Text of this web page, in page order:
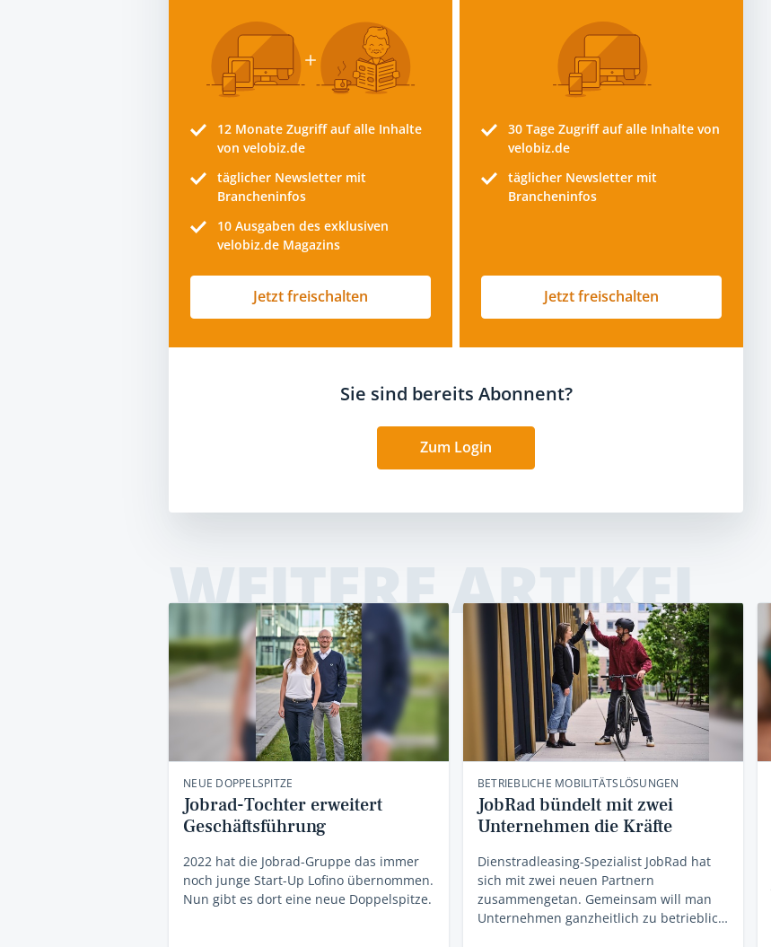
12 Monate Zugriff auf alle Inhalte
von velobiz.de
täglicher Newsletter mit
Brancheninfos
10 Ausgaben des exklusiven
velobiz.de Magazins
Jetzt freischalten
30 Tage Zugriff auf alle Inhalte von
velobiz.de
täglicher Newsletter mit
Brancheninfos
Jetzt freischalten
Sie sind bereits Abonnent?
Zum Login
WEITERE ARTIKEL
NEUE DOPPELSPITZE
Jobrad-Tochter erweitert
Geschäftsführung
2022 hat die Jobrad-Gruppe das immer
noch junge Start-Up Lofino übernommen.
Nun gibt es dort eine neue Doppelspitze.
BETRIEBLICHE MOBILITÄTSLÖSUNGEN
JobRad bündelt mit zwei
Unternehmen die Kräfte
Dienstradleasing-Spezialist JobRad hat
sich mit zwei neuen Partnern
zusammengetan. Gemeinsam will man
Unternehmen ganzheitlich zu betrieblic…